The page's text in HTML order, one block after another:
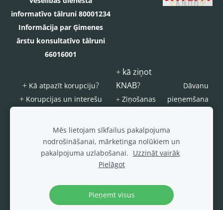
informatīvo tālruni 80001234
Informācija par Ģimenes
ārstu konsultatīvo tālruni
66016001
+ Kā atpazīt korupciju?
+ Korupcijas un interešu
kārtība
+ kā ziņot
KNAB?
+ Ziņošanas
"Ziņo
KNAB!"
Dāvanu
pieņemšana
Šajā interneta vietnē ievietotie foto un video materiāli, ja nav norādīts
citādāk, tiek izplatīti saskaņā arCC 4.0 Starptautisks
Universāls (CC0 1.0)licences noteikumiem.
Mēs lietojam sīkfailus pakalpojuma
nodrošināšanai, mārketinga nolūkiem un
pakalpojuma uzlabošanai. Uzzināt vairāk
Pielāgot
Pieņemt visus